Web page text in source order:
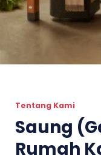
Tentang Kami
Saung
Rumah